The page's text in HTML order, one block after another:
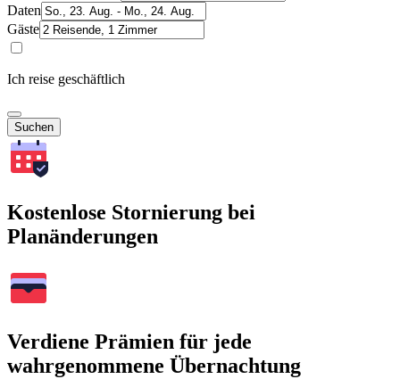
Daten
Gäste
Ich reise geschäftlich
Suchen
Kostenlose Stornierung bei
Planänderungen
Verdiene Prämien für jede
wahrgenommene Übernachtung